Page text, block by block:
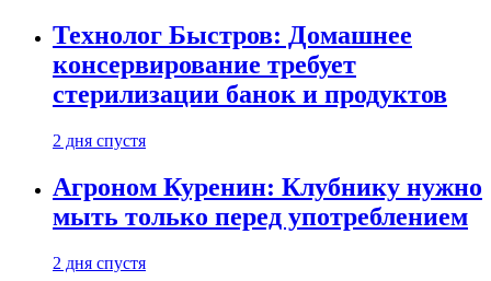
Технолог Быстров: Домашнее
консервирование требует
стерилизации банок и продуктов
2 дня спустя
Агроном Куренин: Клубнику нужно
мыть только перед употреблением
2 дня спустя